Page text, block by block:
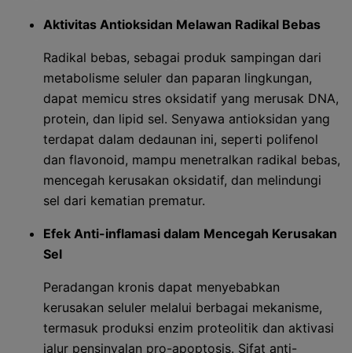
Aktivitas Antioksidan Melawan Radikal Bebas
Radikal bebas, sebagai produk sampingan dari
metabolisme seluler dan paparan lingkungan,
dapat memicu stres oksidatif yang merusak DNA,
protein, dan lipid sel. Senyawa antioksidan yang
terdapat dalam dedaunan ini, seperti polifenol
dan flavonoid, mampu menetralkan radikal bebas,
mencegah kerusakan oksidatif, dan melindungi
sel dari kematian prematur.
Efek Anti-inflamasi dalam Mencegah Kerusakan
Sel
Peradangan kronis dapat menyebabkan
kerusakan seluler melalui berbagai mekanisme,
termasuk produksi enzim proteolitik dan aktivasi
jalur pensinyalan pro-apoptosis. Sifat anti-